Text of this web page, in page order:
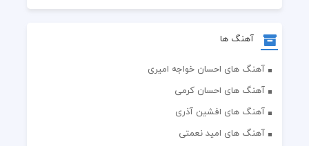
آهنگ ها
آهنگ های احسان خواجه امیری
آهنگ های احسان کرمی
آهنگ های افشین آذری
آهنگ های امید نعمتی